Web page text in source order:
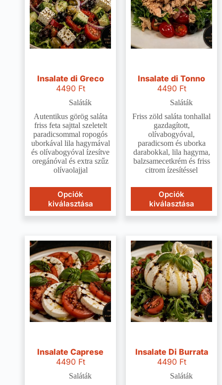
Insalate di Greco
4490 Ft
Saláták
Autentikus görög saláta
friss feta sajttal szeletelt
paradicsommal ropogós
uborkával lila hagymával
és olívabogyóval ízesítve
oregánóval és extra szűz
olívaolajjal
Opciók
kiválasztása
Insalate di Tonno
4490 Ft
Saláták
Friss zöld saláta tonhallal
gazdagított,
olívabogyóval,
paradicsom és uborka
darabokkal, lila hagyma,
balzsamecetkrém és friss
citrom ízesítéssel
Opciók
kiválasztása
Insalate Caprese
4490 Ft
Saláták
Insalate Di Burrata
4490 Ft
Saláták